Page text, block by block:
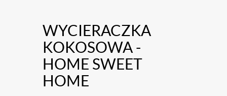
WYCIERACZKA
KOKOSOWA -
HOME SWEET
HOME